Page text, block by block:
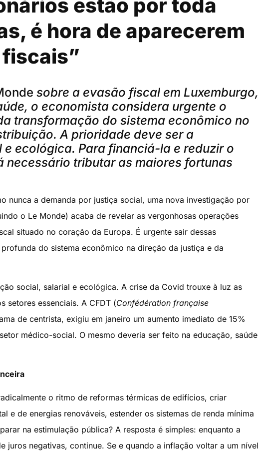
estão por toda
é hora de aparecerem
sobre a evasão fiscal em Luxemburgo,
o economista considera urgente o
transformação do sistema econômico no
A prioridade deve ser a
ecológica. Para financiá-la e reduzir o
necessário tributar as maiores fortunas
nunca a demanda por justiça social, uma nova investigação por
o Le Monde) acaba de revelar as vergonhosas operações
situado no coração da Europa. É urgente sair dessas
do sistema econômico na direção da justiça e da
social, salarial e ecológica. A crise da Covid trouxe à luz as
setores essenciais. A CFDT (Confédération française
de centrista, exigiu em janeiro um aumento imediato de 15%
médico-social. O mesmo deveria ser feito na educação, saúde
o ritmo de reformas térmicas de edifícios, criar
e de energias renováveis, estender os sistemas de renda mínima
na estimulação pública? A resposta é simples: enquanto a
juros negativas, continue. Se e quando a inflação voltar a um nível